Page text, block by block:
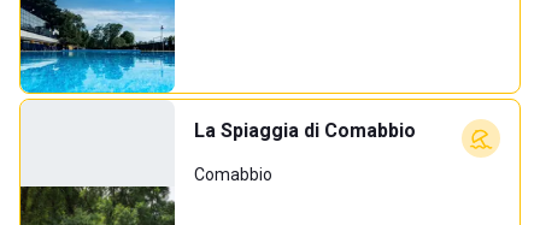
La Spiaggia di Comabbio
Comabbio